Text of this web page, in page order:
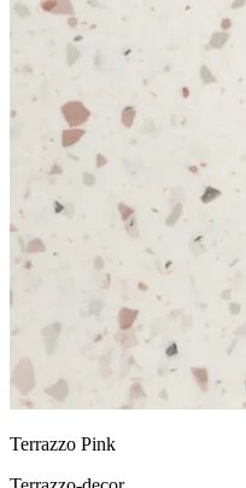
Terrazzo Pink